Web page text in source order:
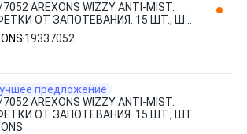
AREXONS WIZZY ANTI-MIST.
ОТ ЗАПОТЕВАНИЯ. 15 ШТ., ШТ
19337052
предложение
AREXONS WIZZY ANTI-MIST.
ОТ ЗАПОТЕВАНИЯ. 15 ШТ., ШТ